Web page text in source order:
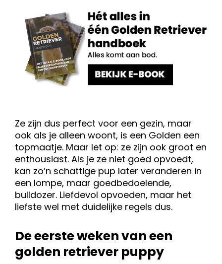
Ze zijn dus perfect voor een gezin, maar
ook als je alleen woont, is een Golden een
topmaatje. Maar let op: ze zijn ook groot en
enthousiast. Als je ze niet goed opvoedt,
kan zo’n schattige pup later veranderen in
een lompe, maar goedbedoelende,
bulldozer. Liefdevol opvoeden, maar het
liefste wel met duidelijke regels dus.
De eerste weken van een
golden retriever puppy